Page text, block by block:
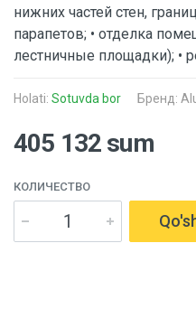
нижних частей стен,
парапетов; • отделка
лестничные площадки); •
Holati: Sotuvda bor Бренд:
405 132 sum
КОЛИЧЕСТВО